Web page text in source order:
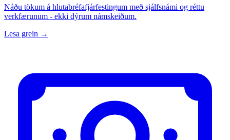
Náðu tökum á hlutabréfafjárfestingum með sjálfsnámi og réttu
verkfærunum - ekki dýrum námskeiðum.
Lesa grein →